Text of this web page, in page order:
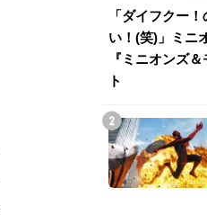
「ダイフクー
い！(笑)」ミニ
『ミニオンズ
ト